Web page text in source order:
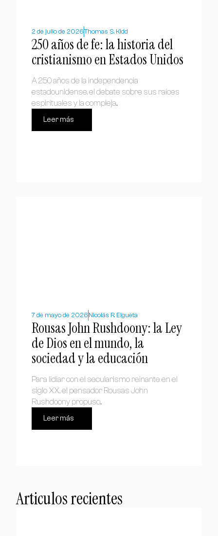
2 de julio de 2026Thomas S. Kidd
250 años de fe: la historia del
cristianismo en Estados Unidos
A 250 años de la independencia
estadounidense, el debate sobre sus raíces
espirituales y la compleja...
Leer más
7 de mayo de 2026 Nicolás R. Elgueta
Rousas John Rushdoony: la Ley
de Dios en el mundo, la
sociedad y la educación
Para lidiar con el secularismo reinante en el
siglo XX, el pensador Rousas John
Rushdoony propuso...
Leer más
Articulos recientes